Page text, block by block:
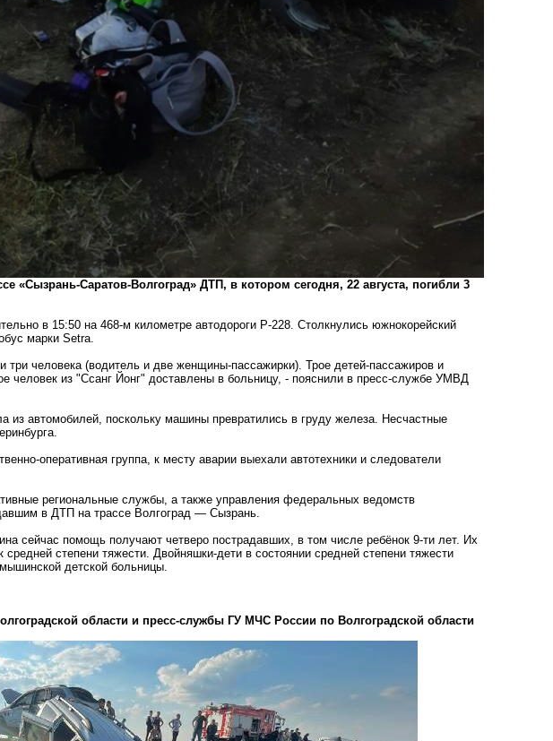
«Сызрань-Саратов-Волгоград» ДТП, в котором сегодня, 22 августа, погибли 3
в 15:50 на 468-м километре автодороги Р-228. Столкнулись южнокорейский
марки Setra.
три человека (водитель и две женщины-пассажирки). Трое детей-пассажиров и
человек из "Ссанг Йонг" доставлены в больницу, - пояснили в пресс-службе УМВД
из автомобилей, поскольку машины превратились в груду железа. Несчастные
оперативная группа, к месту аварии выехали автотехники и следователи
региональные службы, а также управления федеральных ведомств
в ДТП на трассе Волгоград — Сызрань.
сейчас помощь получают четверо пострадавших, в том числе ребёнок 9-ти лет. Их
средней степени тяжести. Двойняшки-дети в состоянии средней степени тяжести
детской больницы.
области и пресс-службы ГУ МЧС России по Волгоградской области